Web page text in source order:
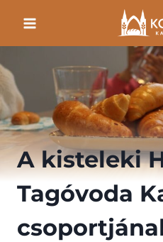
A kisteleki
Tagóvoda